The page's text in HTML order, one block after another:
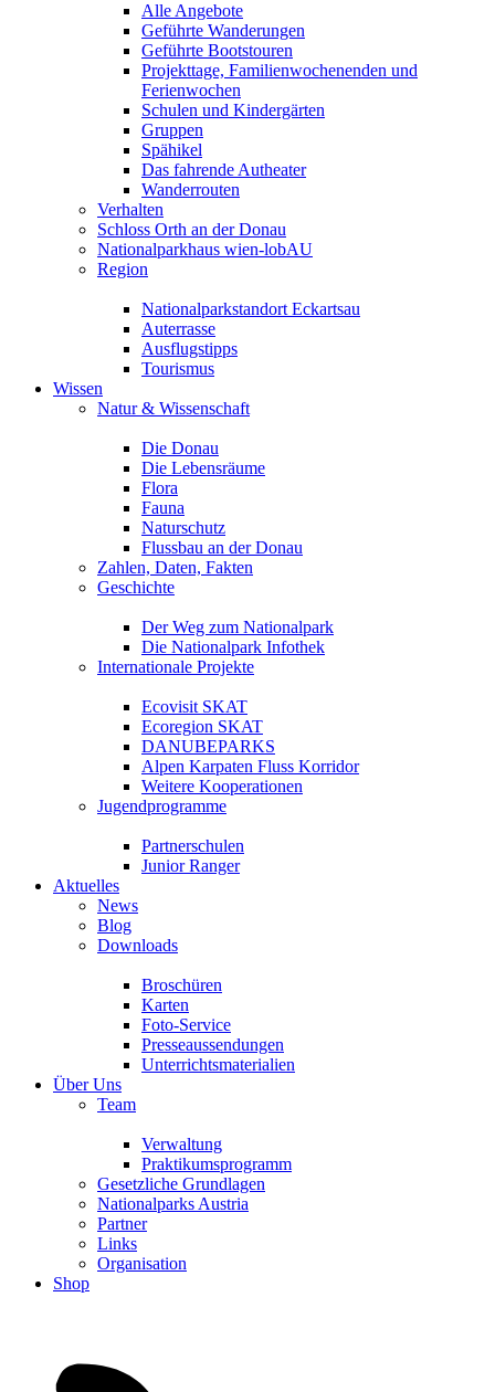
Alle Angebote
Geführte Wanderungen
Geführte Bootstouren
Projekttage, Familienwochenenden und
Ferienwochen
Schulen und Kindergärten
Gruppen
Spähikel
Das fahrende Autheater
Wanderrouten
Verhalten
Schloss Orth an der Donau
Nationalparkhaus wien-lobAU
Region
Nationalparkstandort Eckartsau
Auterrasse
Ausflugstipps
Tourismus
Wissen
Natur & Wissenschaft
Die Donau
Die Lebensräume
Flora
Fauna
Naturschutz
Flussbau an der Donau
Zahlen, Daten, Fakten
Geschichte
Der Weg zum Nationalpark
Die Nationalpark Infothek
Internationale Projekte
Ecovisit SKAT
Ecoregion SKAT
DANUBEPARKS
Alpen Karpaten Fluss Korridor
Weitere Kooperationen
Jugendprogramme
Partnerschulen
Junior Ranger
Aktuelles
News
Blog
Downloads
Broschüren
Karten
Foto-Service
Presseaussendungen
Unterrichtsmaterialien
Über Uns
Team
Verwaltung
Praktikumsprogramm
Gesetzliche Grundlagen
Nationalparks Austria
Partner
Links
Organisation
Shop